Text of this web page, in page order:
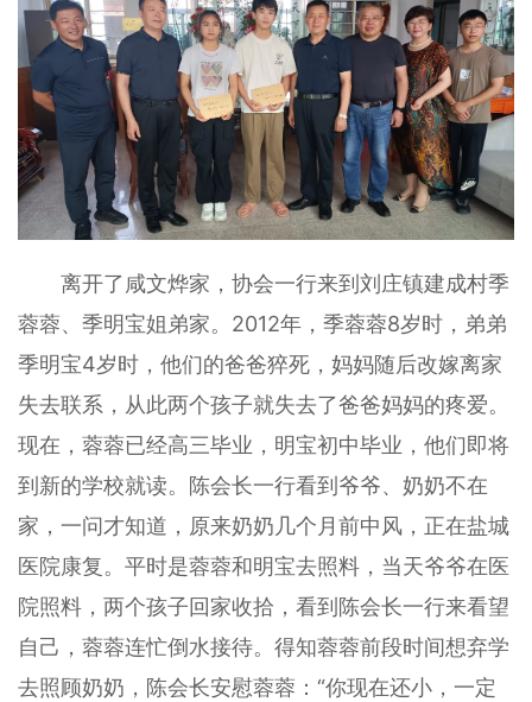
离开了咸文烨家，协会一行来到刘庄镇建成村季
蓉蓉、季明宝姐弟家。2012年，季蓉蓉8岁时，弟弟
季明宝4岁时，他们的爸爸猝死，妈妈随后改嫁离家
失去联系，从此两个孩子就失去了爸爸妈妈的疼爱。
现在，蓉蓉已经高三毕业，明宝初中毕业，他们即将
到新的学校就读。陈会长一行看到爷爷、奶奶不在
家，一问才知道，原来奶奶几个月前中风，正在盐城
医院康复。平时是蓉蓉和明宝去照料，当天爷爷在医
院照料，两个孩子回家收拾，看到陈会长一行来看望
自己，蓉蓉连忙倒水接待。得知蓉蓉前段时间想弃学
去照顾奶奶，陈会长安慰蓉蓉：“你现在还小，一定